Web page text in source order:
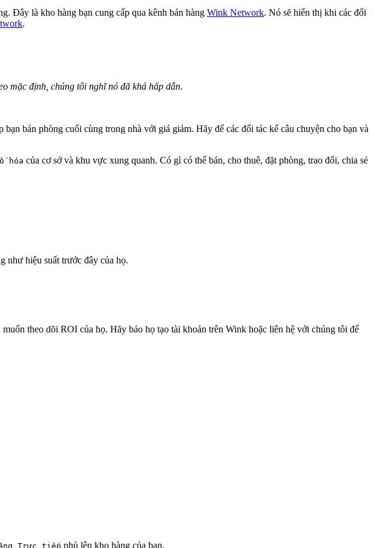
Đây là kho hàng bạn cung cấp qua kênh bán hàng Wink Network. Nó sẽ hiển thị khi các đối
.
mặc định, chúng tôi nghĩ nó đã khá hấp dẫn.
bạn bán phòng cuối cùng trong nhà với giá giảm. Hãy để các đối tác kể câu chuyện cho bạn và
hóa của cơ sở và khu vực xung quanh. Có gì có thể bán, cho thuê, đặt phòng, trao đổi, chia sẻ
như hiệu suất trước đây của họ.
muốn theo dõi ROI của họ. Hãy bảo họ tạo tài khoản trên Wink hoặc liên hệ với chúng tôi để
Trực tiếp phủ lên kho hàng của bạn.